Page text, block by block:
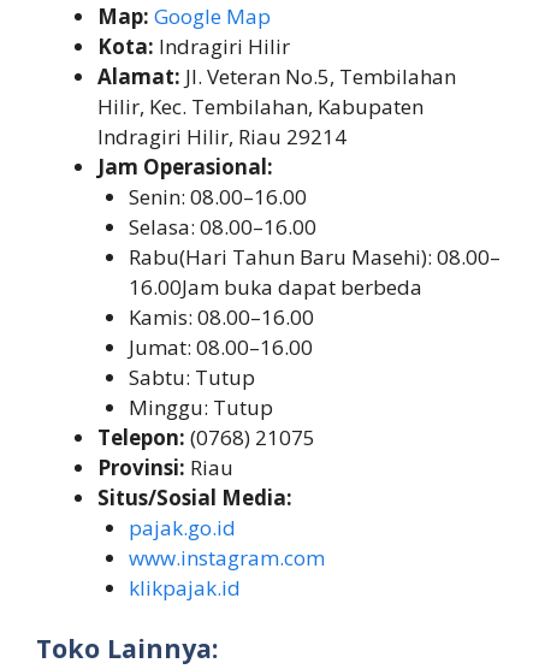
Map: Google Map
Kota: Indragiri Hilir
Alamat: Jl. Veteran No.5, Tembilahan
Hilir, Kec. Tembilahan, Kabupaten
Indragiri Hilir, Riau 29214
Jam Operasional:
Senin: 08.00–16.00
Selasa: 08.00–16.00
Rabu(Hari Tahun Baru Masehi): 08.00–
16.00Jam buka dapat berbeda
Kamis: 08.00–16.00
Jumat: 08.00–16.00
Sabtu: Tutup
Minggu: Tutup
Telepon: (0768) 21075
Provinsi: Riau
Situs/Sosial Media:
pajak.go.id
www.instagram.com
klikpajak.id
Toko Lainnya: